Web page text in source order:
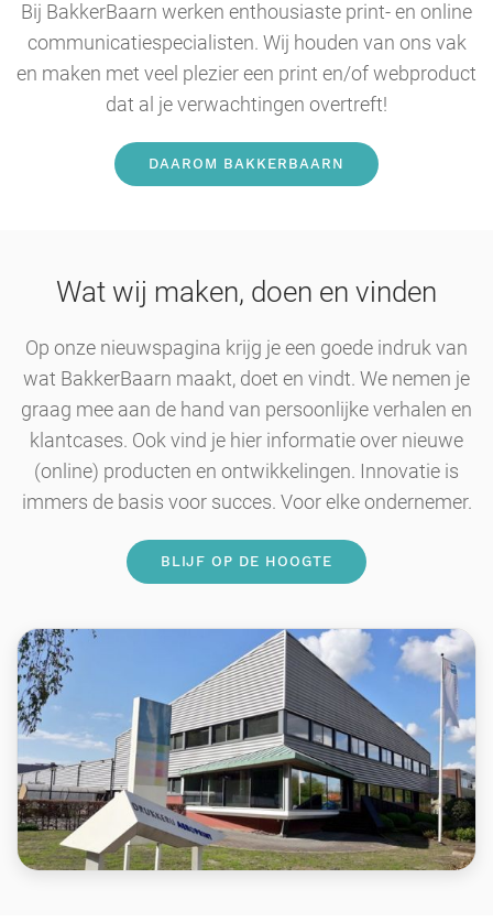
Bij BakkerBaarn werken enthousiaste print- en online
communicatiespecialisten. Wij houden van ons vak
en maken met veel plezier een print en/of webproduct
dat al je verwachtingen overtreft!
DAAROM BAKKERBAARN
Wat wij maken, doen en vinden
Op onze nieuwspagina krijg je een goede indruk van
wat BakkerBaarn maakt, doet en vindt. We nemen je
graag mee aan de hand van persoonlijke verhalen en
klantcases. Ook vind je hier informatie over nieuwe
(online) producten en ontwikkelingen. Innovatie is
immers de basis voor succes. Voor elke ondernemer.
BLIJF OP DE HOOGTE